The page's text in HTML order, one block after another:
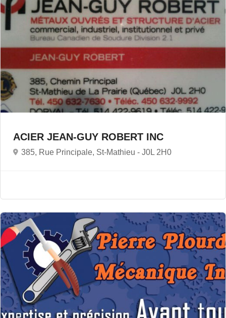
ACIER JEAN-GUY ROBERT INC
385, Rue Principale, St-Mathieu - J0L 2H0